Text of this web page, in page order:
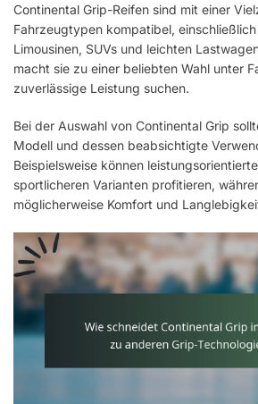
Continental Grip-Reifen sind mit einer
Fahrzeugtypen kompatibel,
Limousinen, SUVs und leichten
macht sie zu einer beliebten Wahl unter
zuverlässige Leistung suchen.
Bei der Auswahl von Continental Grip
Modell und dessen beabsichtigte
Beispielsweise können
sportlicheren Varianten profitieren,
möglicherweise Komfort und